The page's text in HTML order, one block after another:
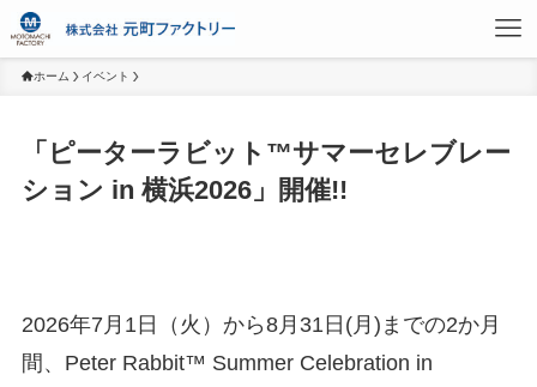
ホーム イベント
「ピーターラビット™サマーセレブレー
ション in 横浜2026」開催!!
2026年7月1日（火）から8月31日(月)までの2か月
間、Peter Rabbit™ Summer Celebration in